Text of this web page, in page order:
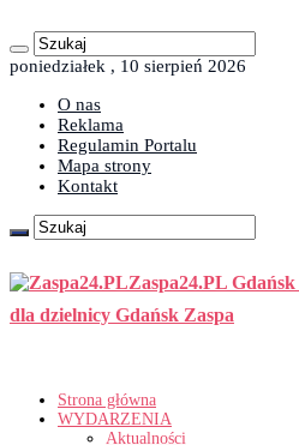
poniedziałek , 10 sierpień 2026
O nas
Reklama
Regulamin Portalu
Mapa strony
Kontakt
Zaspa24.PL
dla dzielnicy Gdańsk Zaspa
Strona główna
WYDARZENIA
Aktualności